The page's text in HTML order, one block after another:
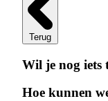
Terug
Wil je nog iets
Hoe kunnen